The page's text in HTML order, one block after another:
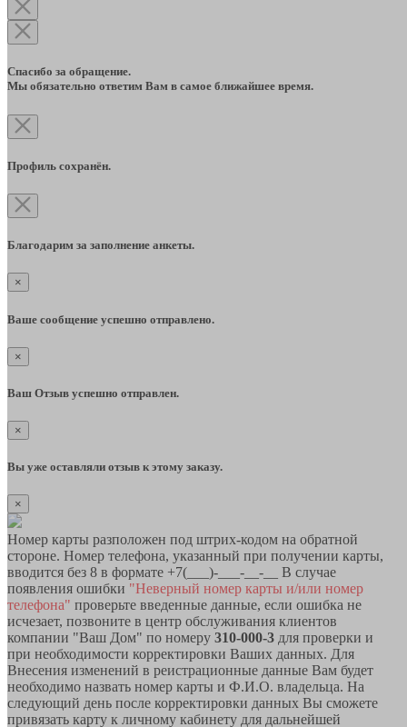
Спасибо за обращение.
Мы обязательно ответим Вам в самое ближайшее время.
Профиль сохранён.
Благодарим за заполнение анкеты.
×
Ваше сообщение успешно отправлено.
×
Ваш Отзыв успешно отправлен.
×
Вы уже оставляли отзыв к этому заказу.
×
Номер карты разположен под штрих-кодом на обратной
стороне. Номер телефона, указанный при получении карты,
вводится без 8 в формате +7(___)-___-__-__ В случае
появления ошибки "Неверный номер карты и/или номер
телефона" проверьте введенные данные, если ошибка не
исчезает, позвоните в центр обслуживания клиентов
компании "Ваш Дом" по номеру 310-000-3 для проверки и
при необходимости корректировки Ваших данных. Для
Внесения изменений в реистрационные данные Вам будет
необходимо назвать номер карты и Ф.И.О. владельца. На
следующий день после корректировки данных Вы сможете
привязать карту к личному кабинету для дальнейшей